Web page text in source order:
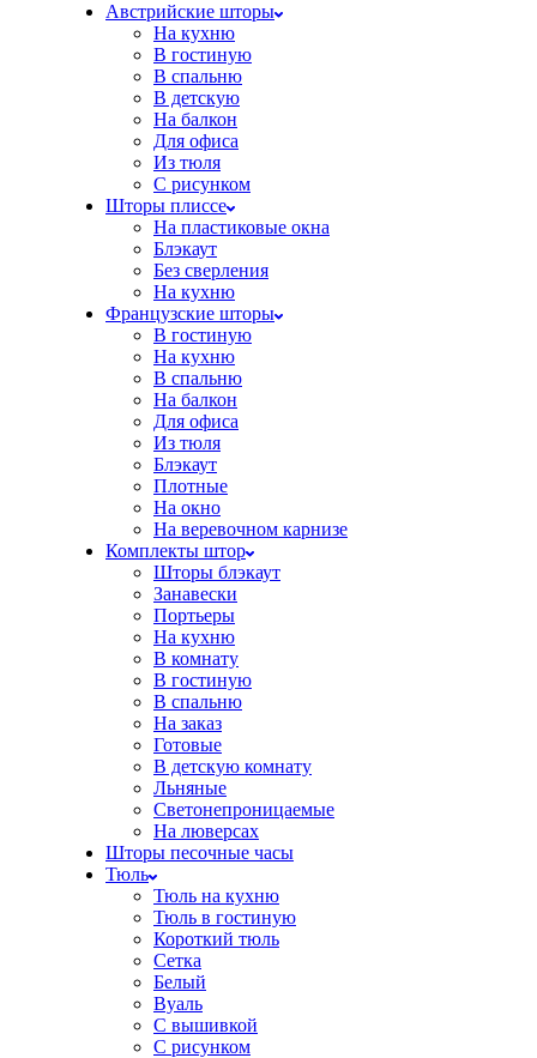
Австрийские шторы
На кухню
В гостиную
В спальню
В детскую
На балкон
Для офиса
Из тюля
С рисунком
Шторы плиссе
На пластиковые окна
Блэкаут
Без сверления
На кухню
Французские шторы
В гостиную
На кухню
В спальню
На балкон
Для офиса
Из тюля
Блэкаут
Плотные
На окно
На веревочном карнизе
Комплекты штор
Шторы блэкаут
Занавески
Портьеры
На кухню
В комнату
В гостиную
В спальню
На заказ
Готовые
В детскую комнату
Льняные
Светонепроницаемые
На люверсах
Шторы песочные часы
Тюль
Тюль на кухню
Тюль в гостиную
Короткий тюль
Сетка
Белый
Вуаль
С вышивкой
С рисунком